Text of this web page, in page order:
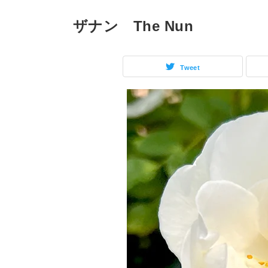
ザナン The Nun
Tweet